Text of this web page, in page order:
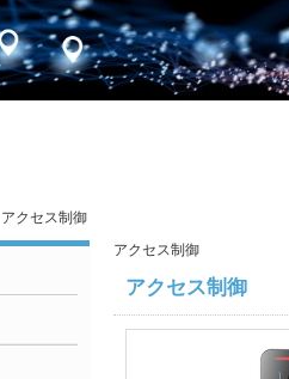
アクセス制御
アクセス制御
アクセス制御